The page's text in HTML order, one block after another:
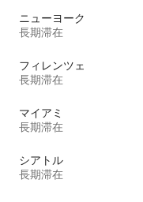
ニューヨーク
長期滞在
フィレンツェ
長期滞在
マイアミ
長期滞在
シアトル
長期滞在